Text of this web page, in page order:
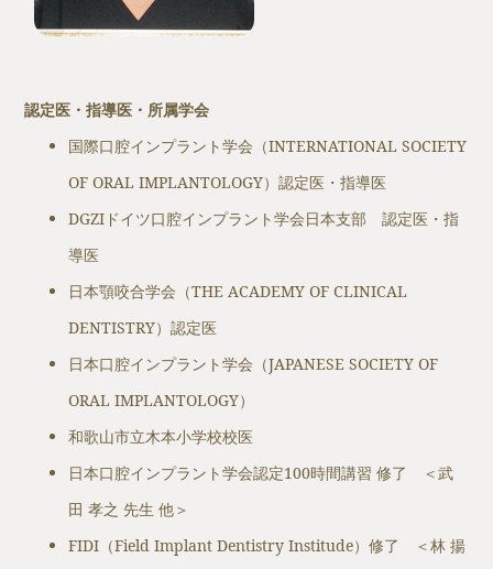
認定医・指導医・所属学会
国際口腔インプラント学会（INTERNATIONAL SOCIETY
OF ORAL IMPLANTOLOGY）認定医・指導医
DGZIドイツ口腔インプラント学会日本支部 認定医・指
導医
日本顎咬合学会（THE ACADEMY OF CLINICAL
DENTISTRY）認定医
日本口腔インプラント学会（JAPANESE SOCIETY OF
ORAL IMPLANTOLOGY）
和歌山市立木本小学校校医
日本口腔インプラント学会認定100時間講習 修了 ＜武
田 孝之 先生 他＞
FIDI（Field Implant Dentistry Institude）修了 ＜林 揚